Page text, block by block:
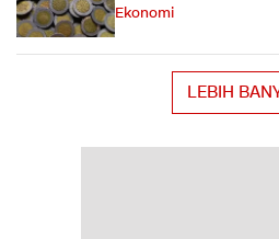
Ekonomi
LEBIH